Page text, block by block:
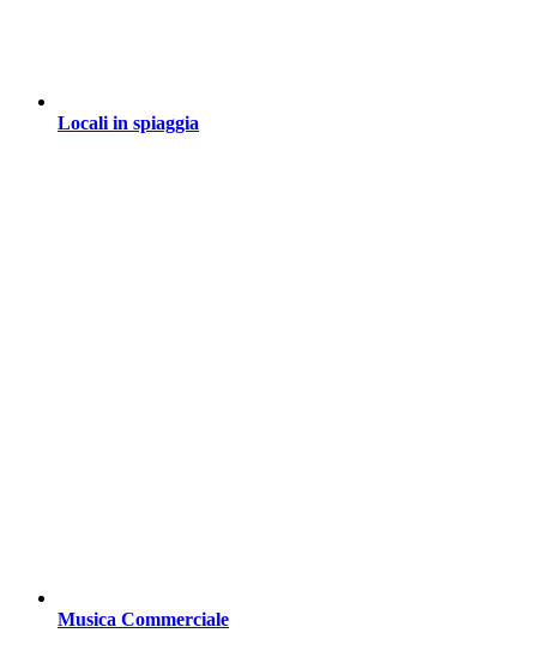
Locali in spiaggia
Musica Commerciale